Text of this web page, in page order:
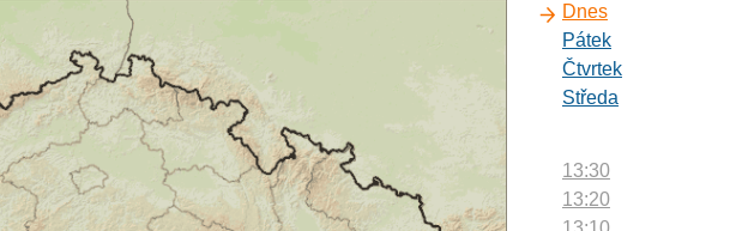
Dnes
Pátek
Čtvrtek
Středa
13:30
13:20